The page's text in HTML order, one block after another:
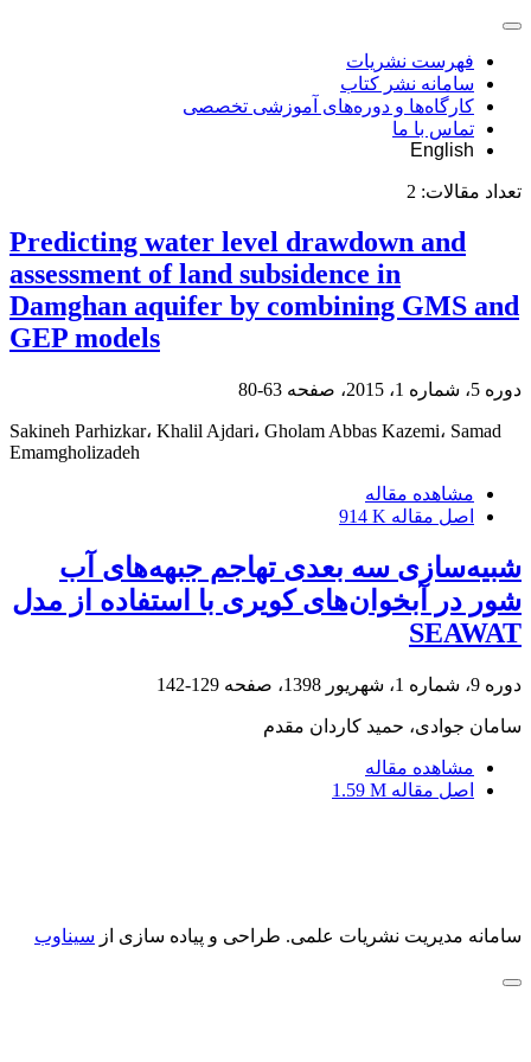
فهرست نشریات
سامانه نشر کتاب
کارگاه‌ها و دوره‌های آموزشی تخصصی
تماس با ما
English
تعداد مقالات: 2
Predicting water level drawdown and
assessment of land subsidence in
Damghan aquifer by combining GMS and
GEP models
دوره 5، شماره 1، 2015، صفحه 63-80
Sakineh Parhizkar، Khalil Ajdari، Gholam Abbas Kazemi، Samad
Emamgholizadeh
مشاهده مقاله
اصل مقاله 914 K
شبیه‌سازی سه بعدی تهاجم جبهه‌های آب
شور در آبخوان‌های کویری با استفاده از مدل
SEAWAT
دوره 9، شماره 1، شهریور 1398، صفحه 129-142
سامان جوادی، حمید کاردان مقدم
مشاهده مقاله
اصل مقاله 1.59 M
سامانه مدیریت نشریات علمی. طراحی و پیاده سازی از سیناوب